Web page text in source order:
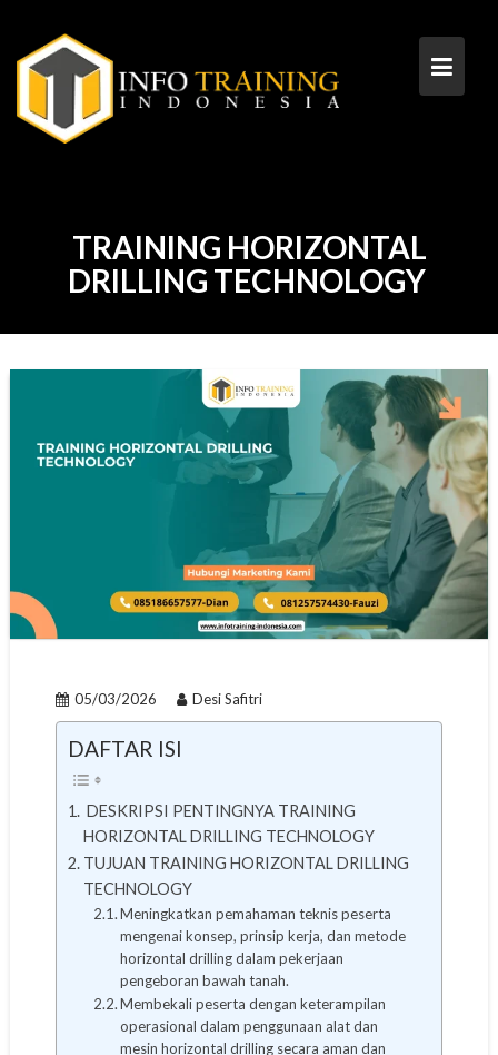
content
TRAINING HORIZONTAL
DRILLING TECHNOLOGY
05/03/2026 Desi Safitri
DAFTAR ISI
DESKRIPSI PENTINGNYA TRAINING
HORIZONTAL DRILLING TECHNOLOGY
TUJUAN TRAINING HORIZONTAL DRILLING
TECHNOLOGY
Meningkatkan pemahaman teknis peserta
mengenai konsep, prinsip kerja, dan metode
horizontal drilling dalam pekerjaan
pengeboran bawah tanah.
Membekali peserta dengan keterampilan
operasional dalam penggunaan alat dan
mesin horizontal drilling secara aman dan